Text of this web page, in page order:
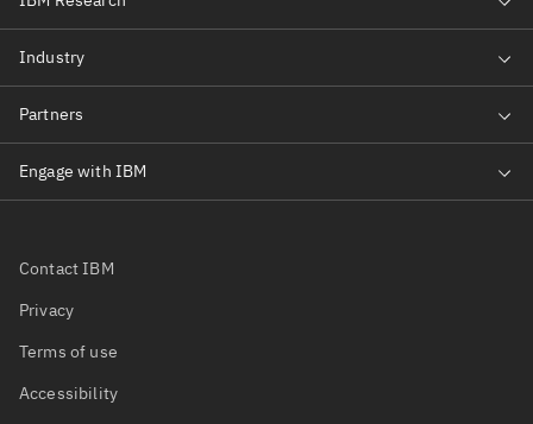
Contact IBM
Privacy
Terms of use
Accessibility